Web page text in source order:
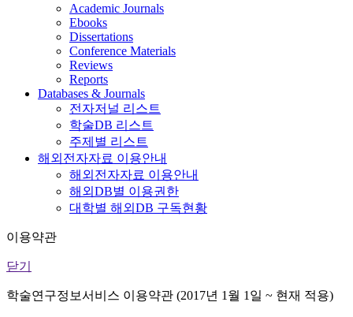
Academic Journals
Ebooks
Dissertations
Conference Materials
Reviews
Reports
Databases & Journals
전자저널 리스트
학술DB 리스트
주제별 리스트
해외전자자료 이용안내
해외전자자료 이용안내
해외DB별 이용권한
대학별 해외DB 구독현황
이용약관
닫기
학술연구정보서비스 이용약관 (2017년 1월 1일 ~ 현재 적용)